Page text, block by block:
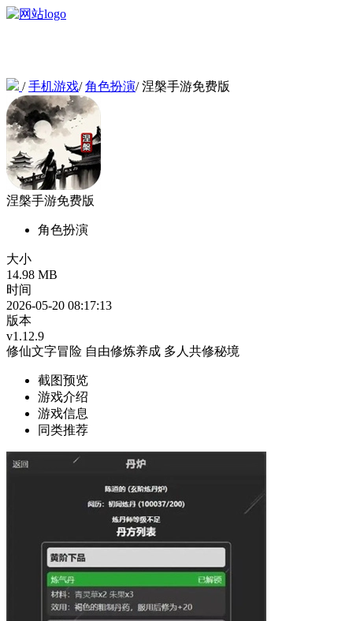
/手机游戏/角色扮演/涅槃手游免费版
涅槃手游免费版
角色扮演
大小
14.98 MB
时间
2026-05-20 08:17:13
版本
v1.12.9
修仙文字冒险 自由修炼养成 多人共修秘境
截图预览
游戏介绍
游戏信息
同类推荐